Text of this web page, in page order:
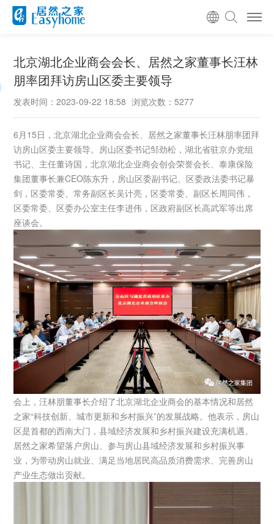
北京湖北企业商会会长、居然之家董事长汪林
朋率团拜访房山区委主要领导
发表时间：2023-09-22 18:58 浏览次数：5277
6月15日，北京湖北企业商会会长、居然之家董事长汪林朋率团拜
访房山区委主要领导。房山区委书记邹劲松，湖北省驻京办党组
书记、主任董诗国，北京湖北企业商会创会荣誉会长、泰康保险
集团董事长兼CEO陈东升，房山区委副书记、区委政法委书记暴
剑，区委常委、常务副区长吴计亮，区委常委、副区长周同伟，
区委常委、区委办公室主任李进伟，区政府副区长高武军等出席
座谈会。
会上，汪林朋董事长介绍了北京湖北企业商会的基本情况和居然
之家“科技创新、城市更新和乡村振兴”的发展战略。他表示，房山
区是首都的西南大门，县域经济发展和乡村振兴建设充满机遇。
居然之家希望落户房山、参与房山县域经济发展和乡村振兴事
业，为带动房山就业、满足当地居民高品质消费需求、完善房山
产业生态做出贡献。